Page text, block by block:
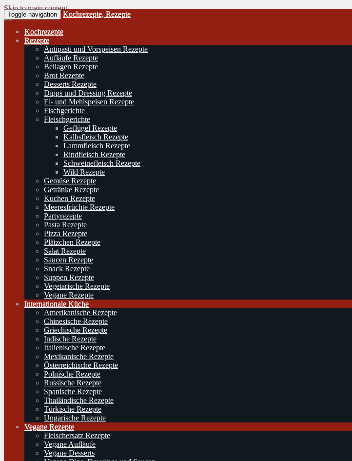
Skip to main content
Toggle navigation Kochrezepte, Rezepte
Kochrezepte
Rezepte
Antipasti und Vorspeisen Rezepte
Aufläufe Rezepte
Beilagen Rezepte
Brot Rezepte
Desserts Rezepte
Dipps und Dressing Rezepte
Ei- und Mehlspeisen Rezepte
Fischgerichte
Fleischgerichte
Geflügel Rezepte
Kalbsfleisch Rezepte
Lammfleisch Rezepte
Rindfleisch Rezepte
Schweinefleisch Rezepte
Wild Rezepte
Gemüse Rezepte
Getränke Rezepte
Kuchen Rezepte
Meeresfrüchte Rezepte
Partyrezepte
Pasta Rezepte
Pizza Rezepte
Plätzchen Rezepte
Salat Rezepte
Saucen Rezepte
Snack Rezepte
Suppen Rezepte
Vegetarische Rezepte
Vegane Rezepte
Internationale Küche
Amerikanische Rezepte
Chinesische Rezepte
Griechische Rezepte
Indische Rezepte
Italienische Rezepte
Mexikanische Rezepte
Österreichische Rezepte
Polnische Rezepte
Russische Rezepte
Spanische Rezepte
Thailändische Rezepte
Türkische Rezepte
Ungarische Rezepte
Vegane Rezepte
Fleischersatz Rezepte
Vegane Aufläufe
Vegane Desserts